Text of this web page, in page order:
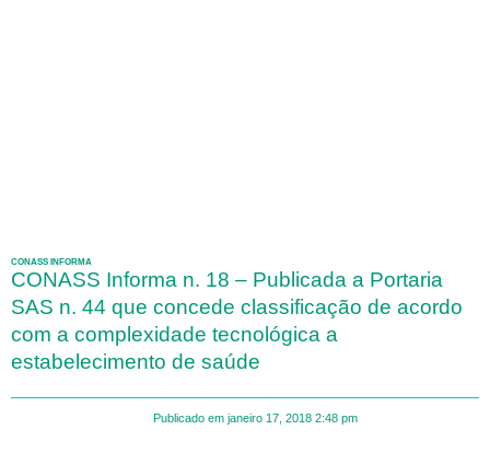
CONASS INFORMA
CONASS Informa n. 18 – Publicada a Portaria
SAS n. 44 que concede classificação de acordo
com a complexidade tecnológica a
estabelecimento de saúde
Publicado em janeiro 17, 2018 2:48 pm